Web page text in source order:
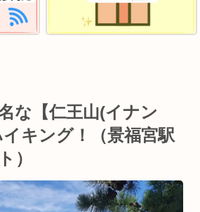
な【仁王山(イナン
キング！（景福宮駅
）